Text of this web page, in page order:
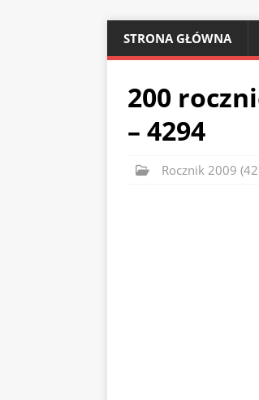
STRONA GŁÓWNA
200
– 4294
Rocznik 2009